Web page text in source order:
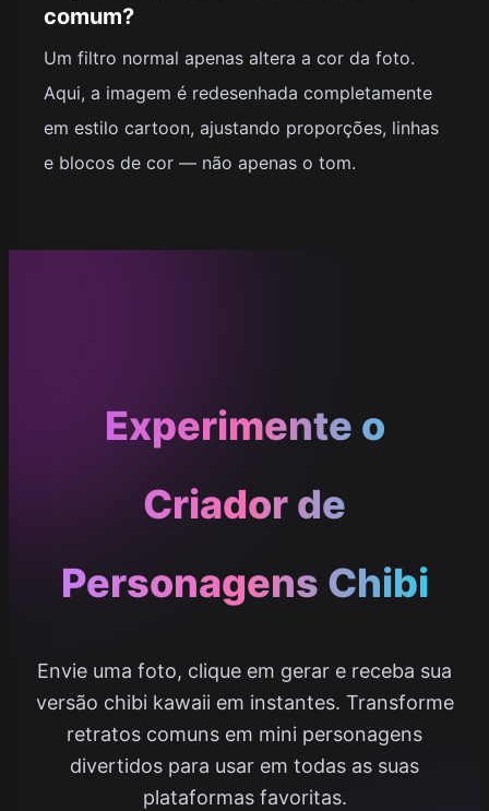
comum?
Um filtro normal apenas altera a cor da foto.
Aqui, a imagem é redesenhada completamente
em estilo cartoon, ajustando proporções, linhas
e blocos de cor — não apenas o tom.
Experimente o
Criador de
Personagens Chibi
Envie uma foto, clique em gerar e receba sua
versão chibi kawaii em instantes. Transforme
retratos comuns em mini personagens
divertidos para usar em todas as suas
plataformas favoritas.